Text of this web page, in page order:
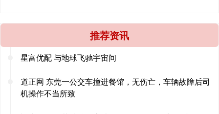
推荐资讯
星富优配 与地球飞驰宇宙间
道正网 东莞一公交车撞进餐馆，无伤亡，车辆故障后司
机操作不当所致